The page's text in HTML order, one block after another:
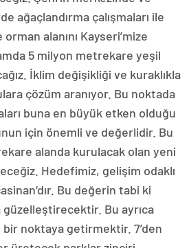
ağaçlandırma çalışmaları ile
alanını Kayseri’mize
5 milyon metrekare yeşil
İklim değişikliği ve kuraklıkla
çözüm aranıyor. Bu noktada
buna en büyük etken olduğu
için önemli ve değerlidir. Bu
alanda kurulacak olan yeni
Hedefimiz, gelişim odaklı
Bu değerin tabi ki
Bu ayrıca
bir noktaya getirmektir. 7’den